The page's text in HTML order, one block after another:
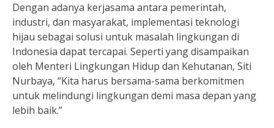
Dengan adanya kerjasama antara pemerintah,
industri, dan masyarakat, implementasi teknologi
hijau sebagai solusi untuk masalah lingkungan di
Indonesia dapat tercapai. Seperti yang disampaikan
oleh Menteri Lingkungan Hidup dan Kehutanan, Siti
Nurbaya, “Kita harus bersama-sama berkomitmen
untuk melindungi lingkungan demi masa depan yang
lebih baik.”